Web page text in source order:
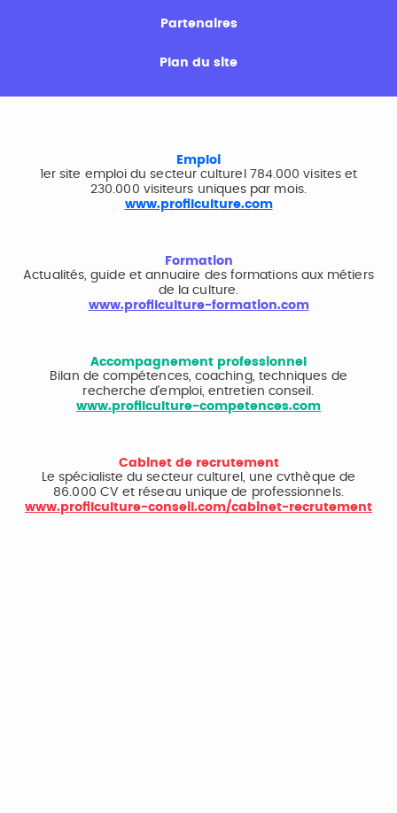
Partenaires
Plan du site
Emploi
1er site emploi du secteur culturel 784.000 visites et
230.000 visiteurs uniques par mois.
www.profilculture.com
Formation
Actualités, guide et annuaire des formations aux métiers
de la culture.
www.profilculture-formation.com
Accompagnement professionnel
Bilan de compétences, coaching, techniques de
recherche d'emploi, entretien conseil.
www.profilculture-competences.com
Cabinet de recrutement
Le spécialiste du secteur culturel, une cvthèque de
86.000 CV et réseau unique de professionnels.
www.profilculture-conseil.com/cabinet-recrutement